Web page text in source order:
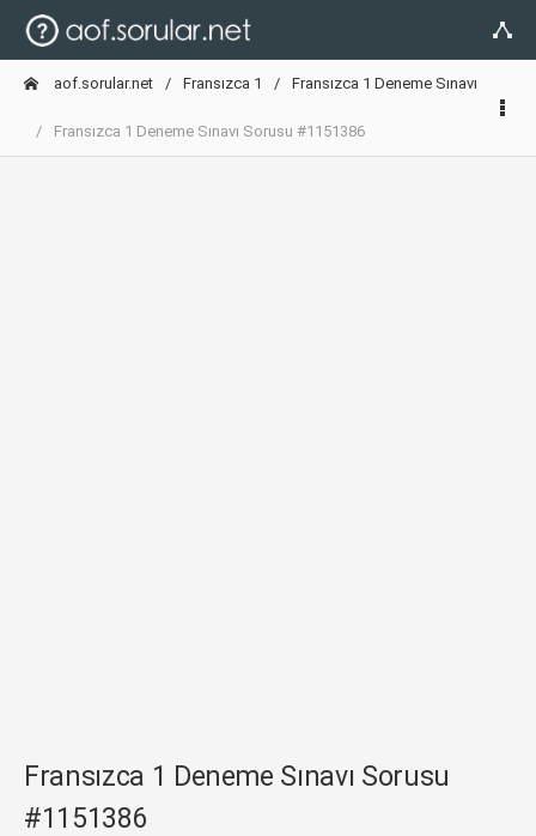
aof.sorular.net Fransızca 1 Fransızca 1 Deneme Sınavı
Fransızca 1 Deneme Sınavı Sorusu #1151386
Fransızca 1 Deneme Sınavı Sorusu
#1151386